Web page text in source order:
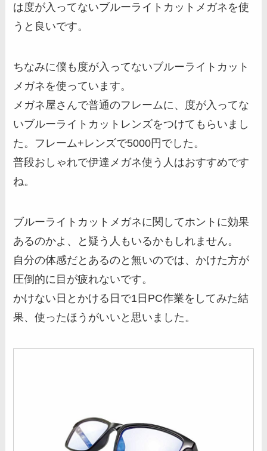
は度が入ってないブルーライトカットメガネを使
うと良いです。
ちなみに僕も度が入ってないブルーライトカット
メガネを使っています。
メガネ屋さんで普通のフレームに、度が入ってな
いブルーライトカットレンズをつけてもらいまし
た。フレーム+レンズで5000円でした。
普段おしゃれで伊達メガネ使う人はおすすめです
ね。
ブルーライトカットメガネに関してホントに効果
あるのかよ、と疑う人もいるかもしれません。
自分の体感だとあるのと無いのでは、かけた方が
圧倒的に目が疲れないです。
かけない日とかける日で1日PC作業をしてみた結
果、使ったほうがいいと思いました。